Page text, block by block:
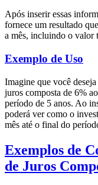
Após inserir essas
fornece um resultado
a mês, incluindo o valor
Exemplo de Uso
Imagine que você
juros composta de 6%
período de 5 anos. Ao
poderá ver como o
mês até o final do
Exemplos de
de Juros